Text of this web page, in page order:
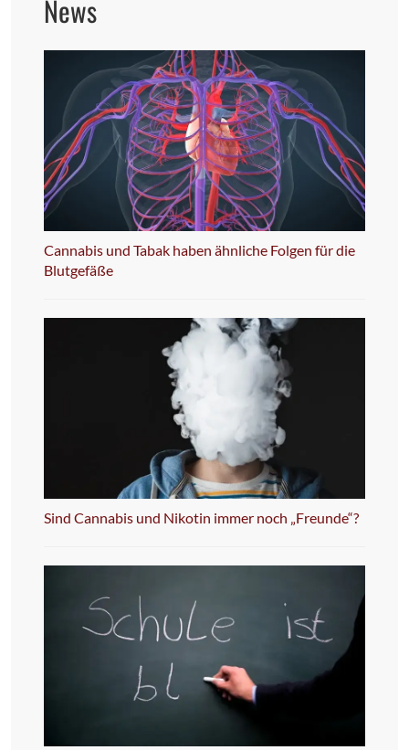
News
Cannabis und Tabak haben ähnliche Folgen für die
Blutgefäße
Sind Cannabis und Nikotin immer noch „Freunde“?